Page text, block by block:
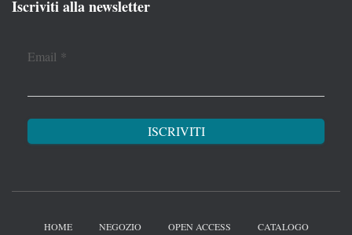
Iscriviti alla newsletter
Email *
HOME NEGOZIO OPEN ACCESS CATALOGO